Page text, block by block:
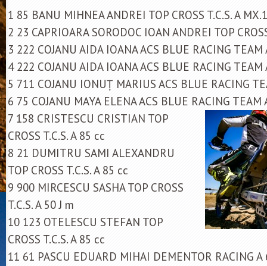
1 85 BANU MIHNEA ANDREI TOP CROSS T.C.S. A
2 23 CAPRIOARA SORODOC IOAN ANDREI TOP
3 222 COJANU AIDA IOANA ACS BLUE RACING TEAM
4 222 COJANU AIDA IOANA ACS BLUE RACING TEAM
5 711 COJANU IONUȚ MARIUS ACS BLUE RACING
6 75 COJANU MAYA ELENA ACS BLUE RACING TEAM
7 158 CRISTESCU CRISTIAN TOP
CROSS T.C.S. A 85 cc
8 21 DUMITRU SAMI ALEXANDRU
TOP CROSS T.C.S. A 85 cc
9 900 MIRCESCU SASHA TOP CROSS
T.C.S. A 50 J m
10 123 OTELESCU STEFAN TOP
CROSS T.C.S. A 85 cc
11 61 PASCU EDUARD MIHAI DEMENTOR RACING A